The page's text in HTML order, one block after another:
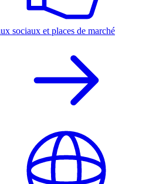
sociaux et places de marché